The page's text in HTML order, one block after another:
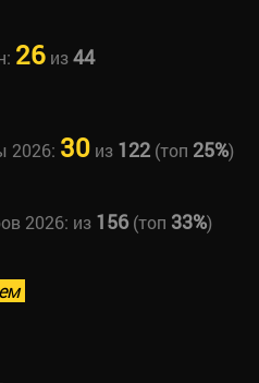
26из44
2026: 30из 122(топ 25%)
2026: из 156(топ 33%)